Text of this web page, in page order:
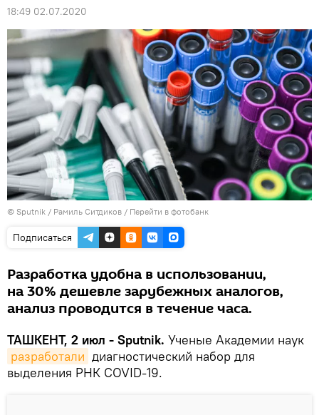
18:49 02.07.2020
© Sputnik / Рамиль Ситдиков / Перейти в фотобанк
Подписаться
Разработка удобна в использовании,
на 30% дешевле зарубежных аналогов,
анализ проводится в течение часа.
ТАШКЕНТ, 2 июл - Sputnik. Ученые Академии наук
разработали диагностический набор для
выделения РНК COVID-19.